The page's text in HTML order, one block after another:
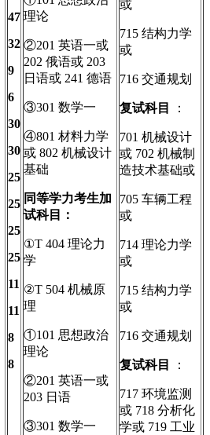
47
32
9
6
30
30
25
25
25
25
11
11
8
8
理论
②201 英语一或
202 俄语或 203
日语或 241 德语
③301 数学一
④801 材料力学
或 802 机械设计
基础
同等学力考生加
试科目：
①T 404 理论力
学
②T 504 机械原
理
①101 思想政治
理论
②201 英语一或
203 日语
③301 数学一
或
715 结构力学
或
716 交通规划
复试科目 ：
701 机械设计
或 702 机械制
造技术基础或
705 车辆工程
或
714 理论力学
或
715 结构力学
或
716 交通规划
复试科目 ：
717 环境监测
或 718 分析化
学或 719 工业